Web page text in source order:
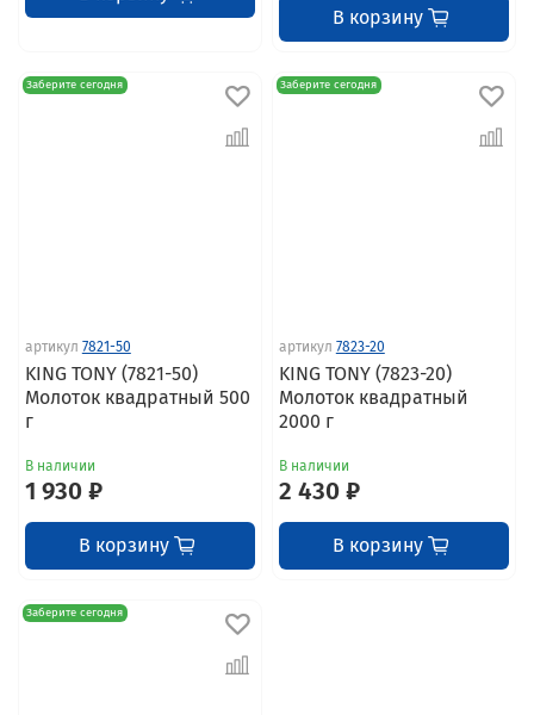
В корзину
Заберите сегодня
артикул 7821-50
KING TONY (7821-50)
Молоток квадратный 500
г
В наличии
1 930 ₽
В корзину
Заберите сегодня
артикул 7823-20
KING TONY (7823-20)
Молоток квадратный
2000 г
В наличии
2 430 ₽
В корзину
Заберите сегодня